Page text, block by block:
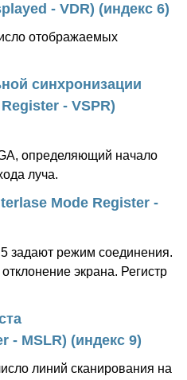
- VDR) (индекс 6)
отображаемых
синхронизации
- VSPR)
определяющий начало
луча.
Mode Register -
задают режим соединения.
экрана. Регистр
- MSLR) (индекс 9)
линий сканирования на